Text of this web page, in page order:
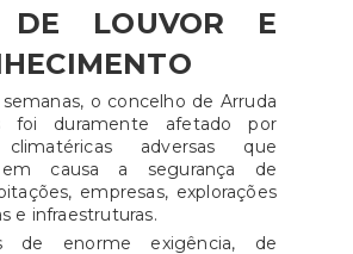
DE LOUVOR E
o concelho de Arruda
foi duramente afetado por
climatéricas adversas que
em causa a segurança de
empresas, explorações
e infraestruturas.
de enorme exigência, de